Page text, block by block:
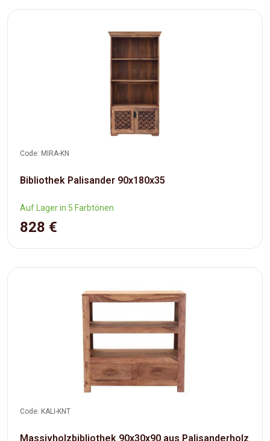
Code: MIRA-KN
Bibliothek Palisander 90x180x35
Auf Lager in 5 Farbtönen
828 €
Code: KALI-KNT
Massivholzbibliothek 90x30x90 aus Palisanderholz